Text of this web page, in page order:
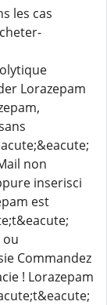
les cas
Lorazepam
non
inserisci
est
ou
Commandez
! Lorazepam